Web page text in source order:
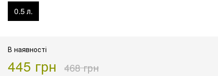
0.5 л.
В наявності
445 грн 468 грн